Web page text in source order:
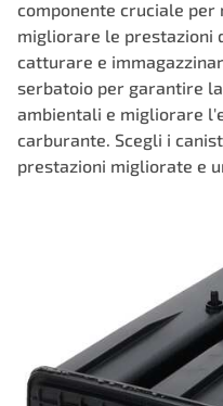
componente cruciale per
migliorare le prestazioni
catturare e
serbatoio per garantire
ambientali e migliorare
carburante. Scegli i
prestazioni migliorate e